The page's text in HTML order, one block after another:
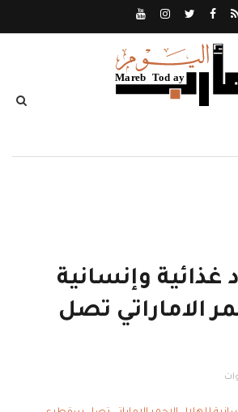
غذائية وإنسانية
الاماراتي تصل